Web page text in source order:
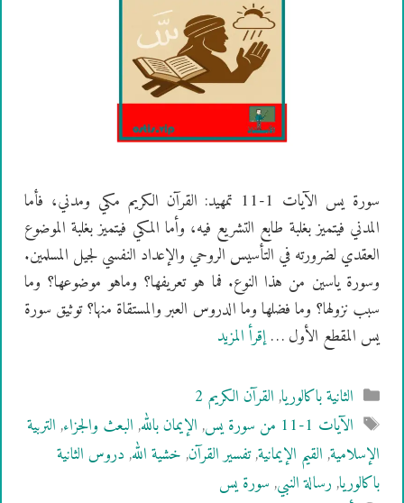
سورة يس الآيات 1-11 تمهيد: القرآن الكريم مكي ومدني، فأما
المدني فيتميز بغلبة طابع التشريع فيه، وأما المكي فيتميز بغلبة الموضوع
العقدي لضرورته في التأسيس الروحي والإعداد النفسي لجيل المسلمين.
وسورة ياسين من هذا النوع. فما هو تعريفها؟ وماهو موضوعها؟ وما
سبب نزولها؟ وما فضلها وما الدروس العبر والمستقاة منها؟ توثيق سورة
يس المقطع الأول …إقرأ المزيد
التصنيفات
الثانية باكالوريا,القرآن الكريم 2
الوسوم
الآيات 1-11 من سورة يس ,الإيمان بالله,البعث والجزاء,التربية
الإسلامية,القيم الإيمانية,تفسير القرآن,خشية الله,دروس الثانية
باكالوريا,رسالة النبي,سورة يس